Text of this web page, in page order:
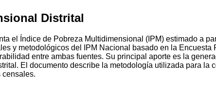
Distrital
el Índice de Pobreza Multidimensional (IPM) estimado a
y metodológicos del IPM Nacional basado en la
entre ambas fuentes. Su principal aporte es la
El documento describe la metodología utilizada para
censales.